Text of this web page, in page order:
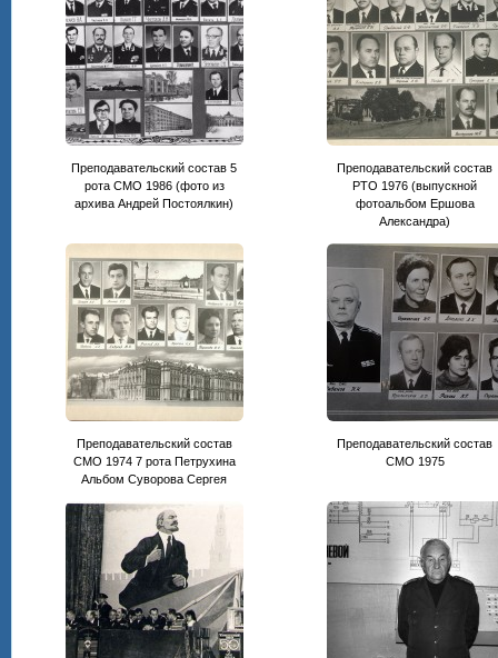
Преподавательский состав 5
рота СМО 1986 (фото из
архива Андрей Постоялкин)
Преподавательский состав
РТО 1976 (выпускной
фотоальбом Ершова
Александра)
Преподавательский состав
СМО 1974 7 рота Петрухина
Альбом Суворова Сергея
Преподавательский состав
CМО 1975